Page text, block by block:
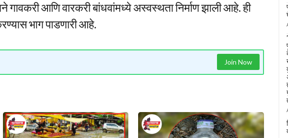
गावकरी आणि वारकरी बांधवांमध्ये अस्वस्थता निर्माण झाली आहे. ही
भाग पाडणारी आहे.
Join Now